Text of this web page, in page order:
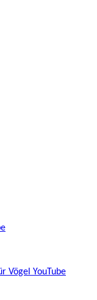
Vögel YouTube